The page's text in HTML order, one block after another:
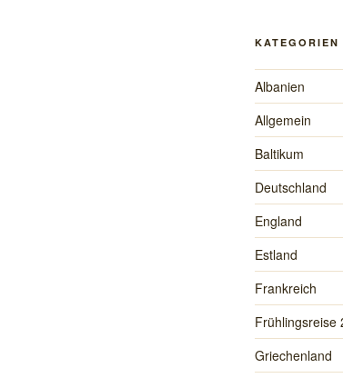
KATEGORIEN
Albanien
Allgemein
Baltikum
Deutschland
England
Estland
Frankreich
Frühlingsreise
Griechenland